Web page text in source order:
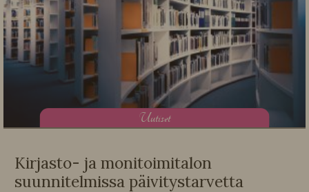
Uutiset
Kirjasto- ja monitoimitalon
suunnitelmissa päivitystarvetta